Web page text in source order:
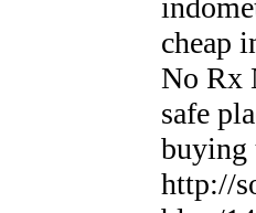
cheap
No Rx
safe
buying
http://